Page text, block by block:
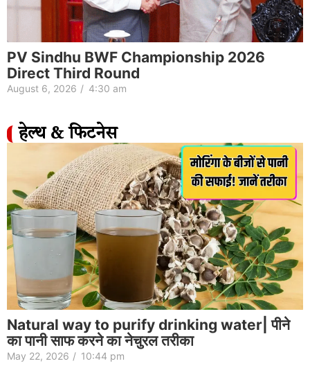
PV Sindhu BWF Championship 2026
Direct Third Round
August 6, 2026 / 4:30 am
हेल्थ & फिटनेस
Natural way to purify drinking water| पीने
का पानी साफ करने का नेचुरल तरीका
May 22, 2026 / 10:44 pm